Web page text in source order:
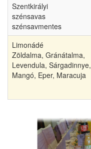
Szentkirályi
szénsavas
szénsavmentes
Limonádé
Zöldalma, Gránátalma,
Levendula, Sárgadinnye,
Mangó, Eper, Maracuja